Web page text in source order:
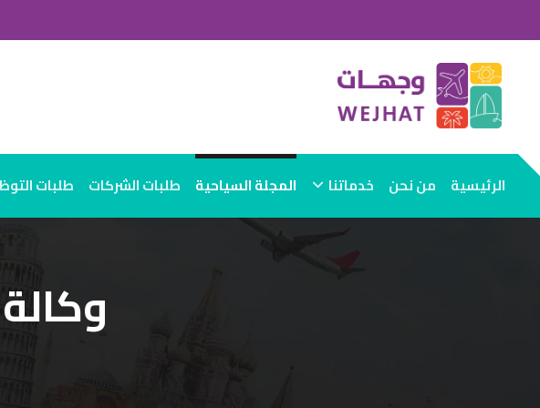
الرئيسية من نحن خدماتنا المجلة السياحية طلبات الشركات طلبات